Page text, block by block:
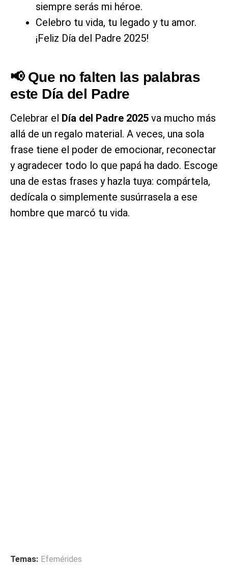
siempre serás mi héroe.
Celebro tu vida, tu legado y tu amor.
¡Feliz Día del Padre 2025!
📢 Que no falten las palabras
este Día del Padre
Celebrar el Día del Padre 2025 va mucho más
allá de un regalo material. A veces, una sola
frase tiene el poder de emocionar, reconectar
y agradecer todo lo que papá ha dado. Escoge
una de estas frases y hazla tuya: compártela,
dedícala o simplemente susúrrasela a ese
hombre que marcó tu vida.
Temas: Efemérides